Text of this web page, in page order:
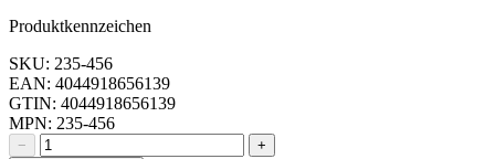
Produktkennzeichen
SKU: 235-456
EAN: 4044918656139
GTIN: 4044918656139
MPN: 235-456
−
+